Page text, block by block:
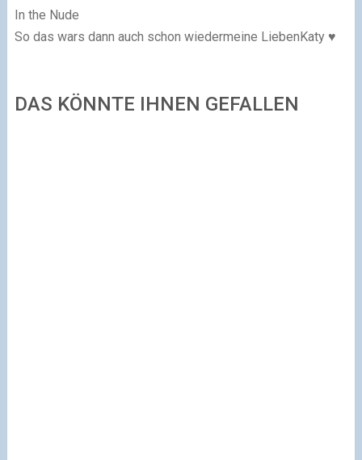
In the Nude
So das wars dann auch schon wiedermeine LiebenKaty ♥
DAS KÖNNTE IHNEN GEFALLEN